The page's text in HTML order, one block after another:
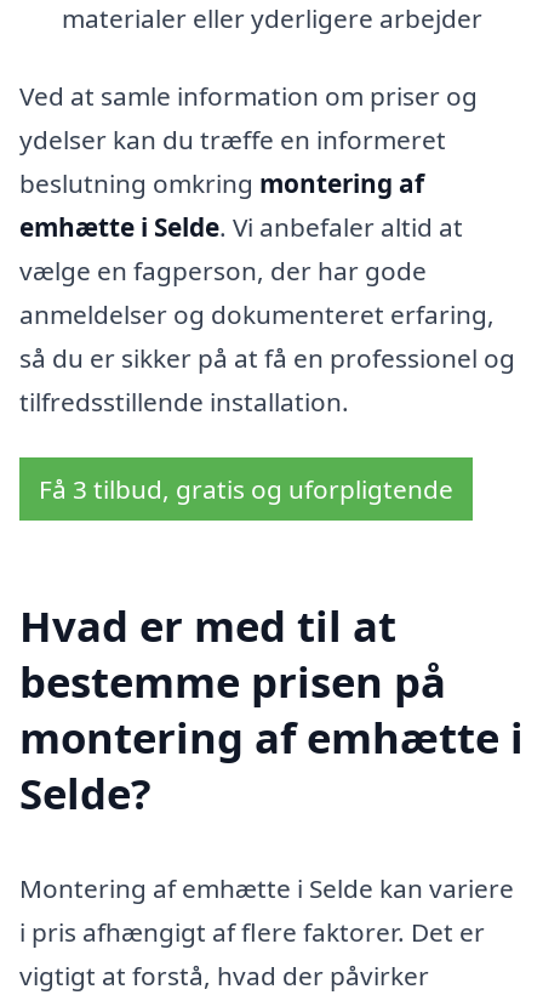
materialer eller yderligere arbejder
Ved at samle information om priser og
ydelser kan du træffe en informeret
beslutning omkring montering af
emhætte i Selde. Vi anbefaler altid at
vælge en fagperson, der har gode
anmeldelser og dokumenteret erfaring,
så du er sikker på at få en professionel og
tilfredsstillende installation.
Få 3 tilbud, gratis og uforpligtende
Hvad er med til at
bestemme prisen på
montering af emhætte i
Selde?
Montering af emhætte i Selde kan variere
i pris afhængigt af flere faktorer. Det er
vigtigt at forstå, hvad der påvirker